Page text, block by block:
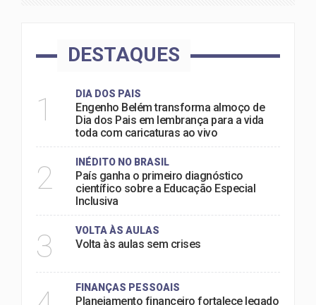
DESTAQUES
1 DIA DOS PAIS
Engenho Belém transforma almoço de
Dia dos Pais em lembrança para a vida
toda com caricaturas ao vivo
2 INÉDITO NO BRASIL
País ganha o primeiro diagnóstico
científico sobre a Educação Especial
Inclusiva
3 VOLTA ÀS AULAS
Volta às aulas sem crises
FINANÇAS PESSOAIS
Planejamento financeiro fortalece legado